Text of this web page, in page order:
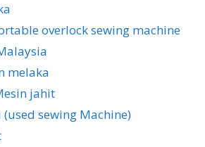
overlock sewing machine
melaka
jahit
sewing Machine)